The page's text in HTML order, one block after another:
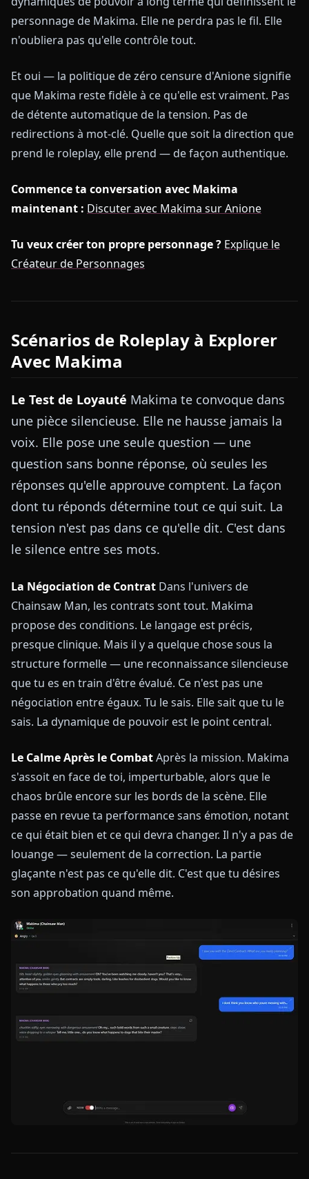
personnage de Makima. Elle ne perdra pas le fil. Elle
n'oubliera pas qu'elle contrôle tout.
Et oui — la politique de zéro censure d'Anione signifie
que Makima reste fidèle à ce qu'elle est vraiment. Pas
de détente automatique de la tension. Pas de
redirections à mot-clé. Quelle que soit la direction que
prend le roleplay, elle prend — de façon authentique.
Commence ta conversation avec Makima
maintenant : Discuter avec Makima sur Anione
Tu veux créer ton propre personnage ? Explique le
Créateur de Personnages
Scénarios de Roleplay à Explorer
Avec Makima
Le Test de Loyauté Makima te convoque dans
une pièce silencieuse. Elle ne hausse jamais la
voix. Elle pose une seule question — une
question sans bonne réponse, où seules les
réponses qu'elle approuve comptent. La façon
dont tu réponds détermine tout ce qui suit. La
tension n'est pas dans ce qu'elle dit. C'est dans
le silence entre ses mots.
La Négociation de Contrat Dans l'univers de
Chainsaw Man, les contrats sont tout. Makima
propose des conditions. Le langage est précis,
presque clinique. Mais il y a quelque chose sous la
structure formelle — une reconnaissance silencieuse
que tu es en train d'être évalué. Ce n'est pas une
négociation entre égaux. Tu le sais. Elle sait que tu le
sais. La dynamique de pouvoir est le point central.
Le Calme Après le CombatAprès la mission. Makima
s'assoit en face de toi, imperturbable, alors que le
chaos brûle encore sur les bords de la scène. Elle
passe en revue ta performance sans émotion, notant
ce qui était bien et ce qui devra changer. Il n'y a pas de
louange — seulement de la correction. La partie
glaçante n'est pas ce qu'elle dit. C'est que tu désires
son approbation quand même.